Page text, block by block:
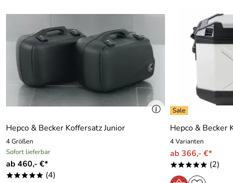
Waldemar
Verifizierte Bewertung
Artikel wie beschrieben geliefert. Schnelle Lieferung, immer
Kaufdatum: 21.01.2015
Bewertungsdatum: 09.02.2015
Hepco & Becker Koffersatz Junior
4 Größen
Sofort lieferbar
ab 460,- €*
***** (4)
Hepco & Becker
4 Varianten
ab 366,- €*
***** (2)